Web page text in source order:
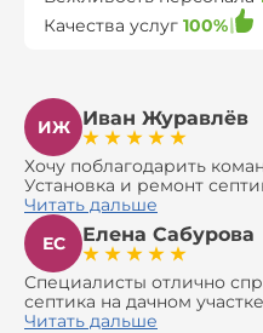
Качества услуг 100%
ИЖ Иван Журавлёв
Хочу поблагодарить
Установка и ремонт
оказались сложной
все 100%. Всё сделали
Давали полезные
навязать ничего
доставкой материалов,
сэкономить. Выполнили
оборудования, заменили
Читать дальше
ЕС
Елена Сабурова
Специалисты отлично
септика на дачном
сделали быстро и
Читать дальше